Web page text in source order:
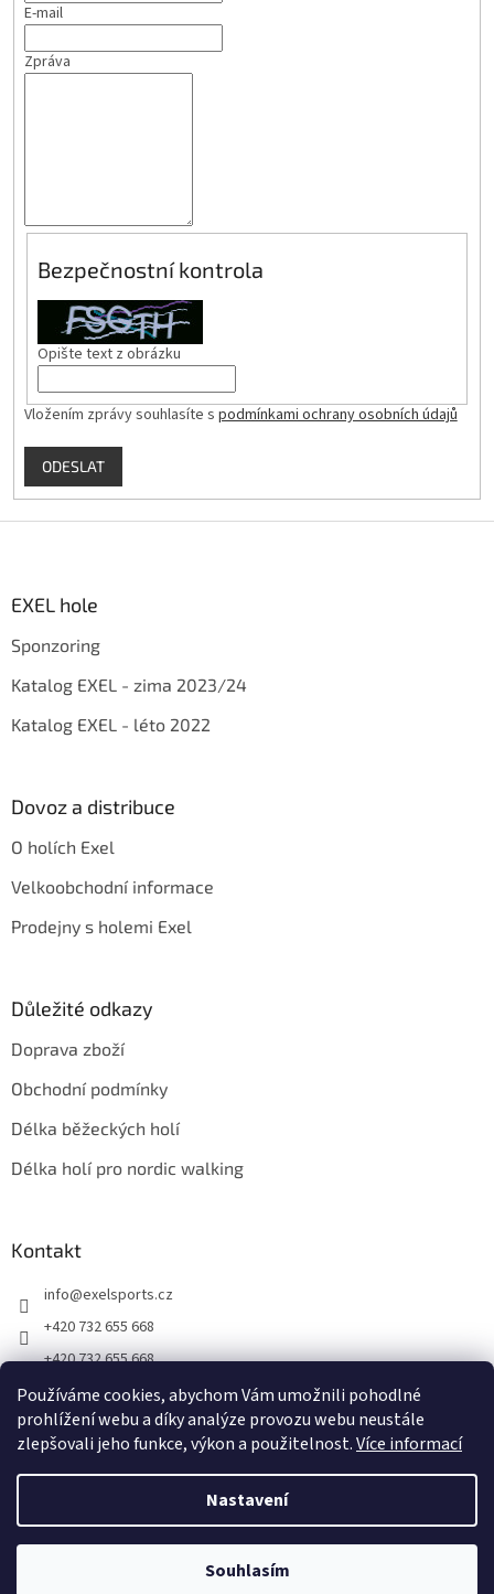
Používáme cookies, abychom Vám umožnili pohodlné
prohlížení webu a díky analýze provozu webu neustále
zlepšovali jeho funkce, výkon a použitelnost.Více informací
Nastavení
Souhlasím
E-mail
Zpráva
Bezpečnostní kontrola
Opište text z obrázku
Vložením zprávy souhlasíte s podmínkami ochrany osobních údajů
ODESLAT
EXEL hole
Sponzoring
Katalog EXEL - zima 2023/24
Katalog EXEL - léto 2022
Dovoz a distribuce
O holích Exel
Velkoobchodní informace
Prodejny s holemi Exel
Důležité odkazy
Doprava zboží
Obchodní podmínky
Délka běžeckých holí
Délka holí pro nordic walking
Kontakt
info@exelsports.cz
+420 732 655 668
+420 732 655 668
https://www.facebook.com/exel.hole.cz
exel_hole_cz_sk
Vytvořil Shoptet
exelsports.cz. Všechna práva vyhrazena.